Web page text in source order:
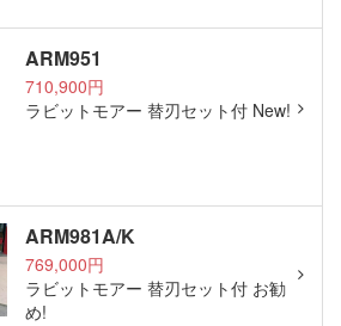
ARM951
710,900円
ラビットモアー 替刃セット付 New!
ARM981A/K
769,000円
ラビットモアー 替刃セット付 お勧
め!